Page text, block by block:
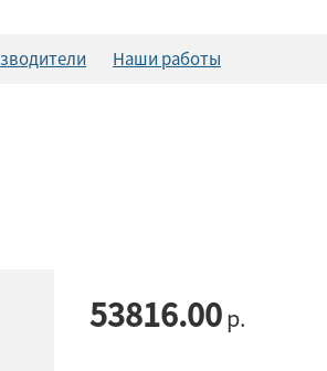
Наши работы
53816.00р.